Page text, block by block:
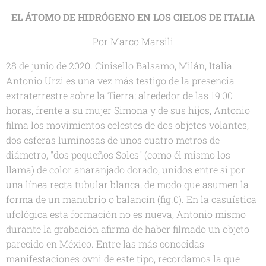
EL ÁTOMO DE HIDRÓGENO EN LOS CIELOS DE ITALIA
Por Marco Marsili
28 de junio de 2020. Cinisello Balsamo, Milán, Italia:
Antonio Urzi es una vez más testigo de la presencia
extraterrestre sobre la Tierra; alrededor de las 19:00
horas, frente a su mujer Simona y de sus hijos, Antonio
filma los movimientos celestes de dos objetos volantes,
dos esferas luminosas de unos cuatro metros de
diámetro, "dos pequeños Soles" (como él mismo los
llama) de color anaranjado dorado, unidos entre sí por
una línea recta tubular blanca, de modo que asumen la
forma de un manubrio o balancín (fig.0). En la casuística
ufológica esta formación no es nueva, Antonio mismo
durante la grabación afirma de haber filmado un objeto
parecido en México. Entre las más conocidas
manifestaciones ovni de este tipo, recordamos la que